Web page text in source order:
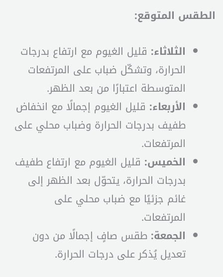
الطقس المتوقع:
الثلاثاء: قليل الغيوم مع ارتفاع بدرجات
الحرارة، وتشكّل ضباب على المرتفعات
المتوسطة اعتبارًا من بعد الظهر.
الأربعاء: قليل الغيوم إجمالًا مع انخفاض
طفيف بدرجات الحرارة وضباب محلي على
المرتفعات.
الخميس: قليل الغيوم مع ارتفاع طفيف
بدرجات الحرارة، يتحوّل بعد الظهر إلى
غائم جزئيًا مع ضباب محلي على
المرتفعات.
الجمعة: طقس صافٍ إجمالًا من دون
تعديل يُذكر على درجات الحرارة.